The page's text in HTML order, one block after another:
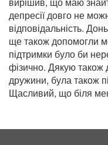
депресії довго не
відповідальність.
ще також допомогли
підтримки було би
фізично. Дякую також
дружини, була також
Щасливий, що біля